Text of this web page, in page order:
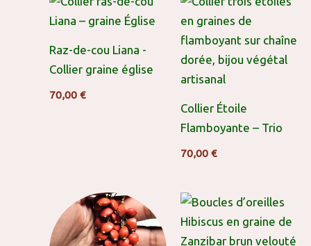
Raz-de-cou Liana -
Collier graine église
70,00 €
Collier Étoile
Flamboyante – Trio
70,00 €